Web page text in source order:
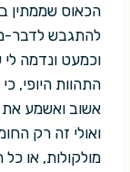
הכאוס שממתין
להתגבש לדבר-
וכמעט ונדמה לי
התהוות היופי,
אשוב ואשמע את
ואולי זה רק
מולקולות, או